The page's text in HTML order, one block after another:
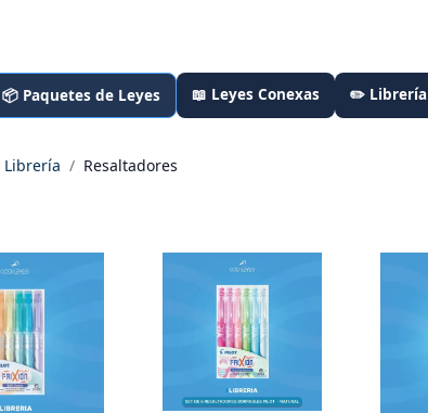
📦 Paquetes de Leyes 📖 Leyes Conexas ✏️ Librería
Librería Resaltadores